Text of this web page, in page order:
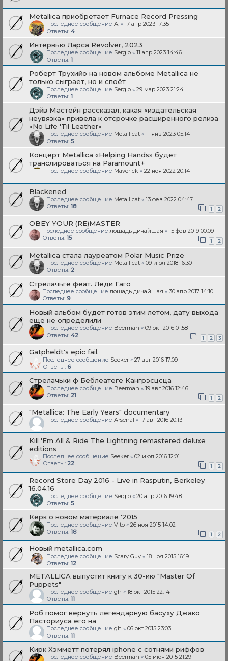
Metallica приобретает Furnace Record Pressing
Последнее сообщение A. « 17 апр 2023 17:35
Ответы: 4
Интервью Ларса Revolver, 2023
Последнее сообщение Sergio « 11 апр 2023 14:46
Ответы: 1
Роберт Трухийо на новом альбоме Metallica не
только сыграет, но и споёт
Последнее сообщение Sergio « 29 мар 2023 21:24
Ответы: 1
Дэйв Мастейн рассказал, какая «издательская
неувязка» привела к отсрочке расширенного релиза
«No Life 'Til Leather»
Последнее сообщение Metallicat « 11 янв 2023 05:14
Ответы: 5
Концерт Metallica «Helping Hands» будет
транслироваться на Paramount+
Последнее сообщение Maverick « 22 ноя 2022 20:14
Blackened
Последнее сообщение Metallicat « 13 фев 2022 04:47
Ответы: 18 1 2
OBEY YOUR (RE)MASTER
Последнее сообщениелошадь дичайшая « 15 фев 2019 00:09
Ответы: 15 1 2
Metallica стала лауреатом Polar Music Prize
Последнее сообщение Metallicat « 09 июл 2018 16:30
Ответы: 2
Стрелачьге феат. Леди Гаго
Последнее сообщение лошадь дичайшая « 30 апр 2017 14:10
Ответы: 9
Новый альбом будет готов этим летом, дату выхода
еще не определили
Последнее сообщение Beerman « 09 окт 2016 01:58
Ответы: 42 1 2 3
Gatpheldt's epic fail.
Последнее сообщение Seeker « 27 авг 2016 17:09
Ответы: 6
Стрелачьки ф Беблеатеге Кангрэсцсца
Последнее сообщение Beerman « 19 авг 2016 12:46
Ответы: 21 1 2
"Metallica: The Early Years" documentary
Последнее сообщение Arsenal « 17 авг 2016 20:13
Kill 'Em All & Ride The Lightning remastered deluxe
editions
Последнее сообщение Seeker « 02 июл 2016 12:01
Ответы: 22 1 2
Record Store Day 2016 - Live in Rasputin, Berkeley
16.04.16
Последнее сообщение Sergio « 20 апр 2016 19:48
Ответы: 5
Керк о новом материале '2015
Последнее сообщение Vito « 26 ноя 2015 14:02
Ответы: 18 1 2
Новый metallica.com
Последнее сообщение Scary Guy « 18 ноя 2015 16:19
Ответы: 12
METALLICA выпустит книгу к 30-ию "Master Of
Puppets"
Последнее сообщение gh « 18 окт 2015 22:14
Ответы: 11
Роб помог вернуть легендарную басуху Джако
Пасториуса его на
Последнее сообщение gh « 06 окт 2015 23:03
Ответы: 11
Кирк Хэмметт потерял iphone с сотнями риффов
Последнее сообщение Beerman « 05 июн 2015 21:29